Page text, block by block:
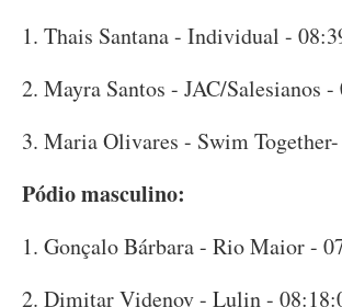
1. Thais Santana - Individual -
2. Mayra Santos - JAC/Salesianos -
3. Maria Olivares - Swim
Pódio masculino:
1. Gonçalo Bárbara - Rio Maior -
2. Dimitar Videnov - Lulin -